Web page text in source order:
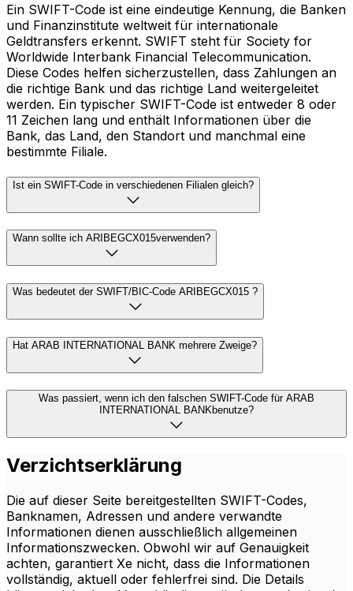
Ein SWIFT-Code ist eine eindeutige Kennung, die Banken
und Finanzinstitute weltweit für internationale
Geldtransfers erkennt. SWIFT steht für Society for
Worldwide Interbank Financial Telecommunication.
Diese Codes helfen sicherzustellen, dass Zahlungen an
die richtige Bank und das richtige Land weitergeleitet
werden. Ein typischer SWIFT-Code ist entweder 8 oder
11 Zeichen lang und enthält Informationen über die
Bank, das Land, den Standort und manchmal eine
bestimmte Filiale.
Ist ein SWIFT-Code in verschiedenen Filialen gleich?
Wann sollte ich ARIBEGCX015verwenden?
Was bedeutet der SWIFT/BIC-Code ARIBEGCX015 ?
Hat ARAB INTERNATIONAL BANK mehrere Zweige?
Was passiert, wenn ich den falschen SWIFT-Code für ARAB
INTERNATIONAL BANKbenutze?
Verzichtserklärung
Die auf dieser Seite bereitgestellten SWIFT-Codes,
Banknamen, Adressen und andere verwandte
Informationen dienen ausschließlich allgemeinen
Informationszwecken. Obwohl wir auf Genauigkeit
achten, garantiert Xe nicht, dass die Informationen
vollständig, aktuell oder fehlerfrei sind. Die Details